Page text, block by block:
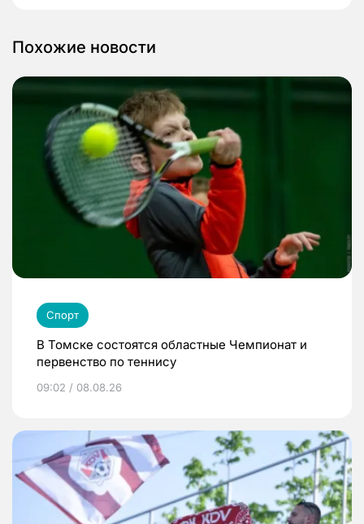
Похожие новости
Спорт
В Томске состоятся областные Чемпионат и
первенство по теннису
09:02 / 08.08.26